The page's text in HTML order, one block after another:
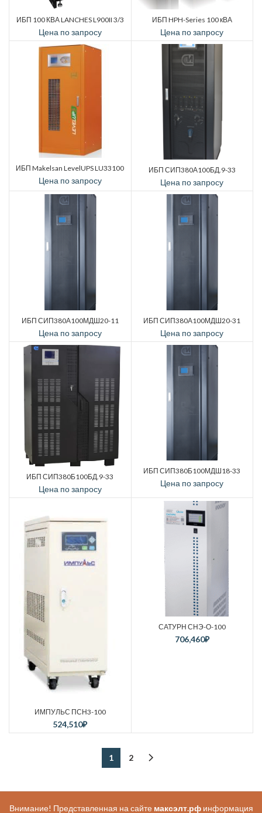
ИБП 100 КВА LANCHES L900II 3/3
Цена по запросу
ИБП HPH-Series 100 кВА
Цена по запросу
ИБП Makelsan LevelUPS LU33100
Цена по запросу
ИБП СИП380А100БД.9-33
Цена по запросу
ИБП СИП380А100МДШ20-11
Цена по запросу
ИБП СИП380А100МДШ20-31
Цена по запросу
ИБП СИП380Б100БД.9-33
Цена по запросу
ИБП СИП380Б100МДШ18-33
Цена по запросу
ИМПУЛЬС ПСН3-100
524,510₽
САТУРН СНЭ-О-100
706,460₽
1 2
Внимание! Представленная на сайте максэлт.рфинформация